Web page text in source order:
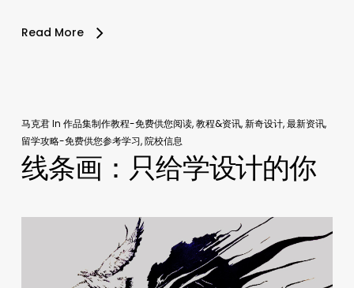
Read More
马克君In 作品集制作教程-免费供您阅读,教程&资讯,新奇设计,最新资讯,
留学攻略-免费供您参考学习,院校信息
线条画：只给学设计的你